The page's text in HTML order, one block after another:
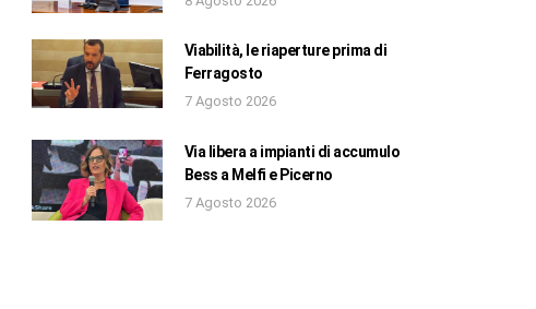
Viabilità, le riaperture prima di
Ferragosto
7 Agosto 2026
Via libera a impianti di accumulo
Bess a Melfi e Picerno
7 Agosto 2026